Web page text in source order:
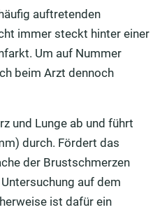
auftretenden
immer steckt hinter einer
Um auf Nummer
beim Arzt dennoch
und Lunge ab und führt
durch. Fördert das
der Brustschmerzen
auf dem
ist dafür ein